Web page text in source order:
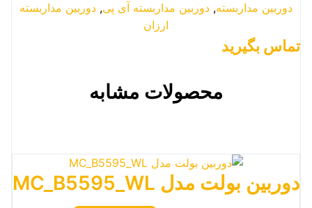
دوربین مداربسته, دوربین مداربسته آی پی, دوربین مداربسته
ارزان
تماس بگیرید
محصولات مشابه
دوربین بولت مدل MC_B5595_WL